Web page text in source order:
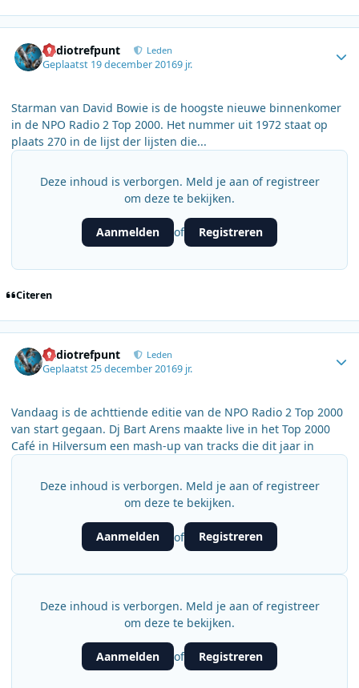
Radiotrefpunt Leden
Geplaatst 19 december 20169 jr.
Starman van David Bowie is de hoogste nieuwe binnenkomer
in de NPO Radio 2 Top 2000. Het nummer uit 1972 staat op
plaats 270 in de lijst der lijsten die...
Deze inhoud is verborgen. Meld je aan of registreer
om deze te bekijken.
Aanmelden of Registreren
Citeren
Radiotrefpunt Leden
Geplaatst25 december 20169 jr.
Vandaag is de achttiende editie van de NPO Radio 2 Top 2000
van start gegaan. Dj Bart Arens maakte live in het Top 2000
Café in Hilversum een mash-up van tracks die dit jaar in
Deze inhoud is verborgen. Meld je aan of registreer
om deze te bekijken.
Aanmelden of Registreren
Deze inhoud is verborgen. Meld je aan of registreer
om deze te bekijken.
Aanmelden of Registreren